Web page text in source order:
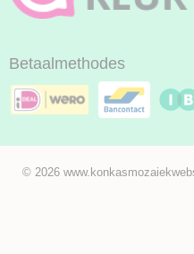
Betaalmethodes
© 2026